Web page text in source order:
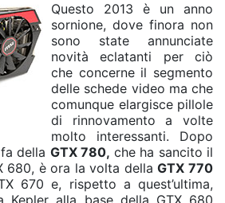
Questo 2013 è un anno
sornione, dove finora non
sono state annunciate
novità eclatanti per ciò
che concerne il segmento
delle schede video ma che
comunque elargisce pillole
di rinnovamento a volte
molto interessanti. Dopo
della GTX 780, che ha sancito il
680, è ora la volta dellaGTX 770
670 e, rispetto a quest’ultima,